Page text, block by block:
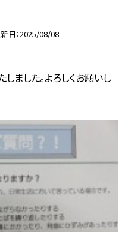
日 2025/08/08
ました。よろしくお願いし